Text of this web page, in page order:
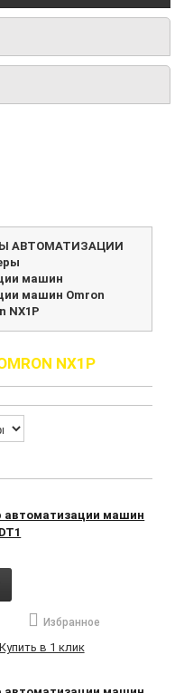
АВТОМАТИЗАЦИИ
машин
машин Omron
NX1P
NX1P
автоматизации машин
Избранное
Купить в 1 клик